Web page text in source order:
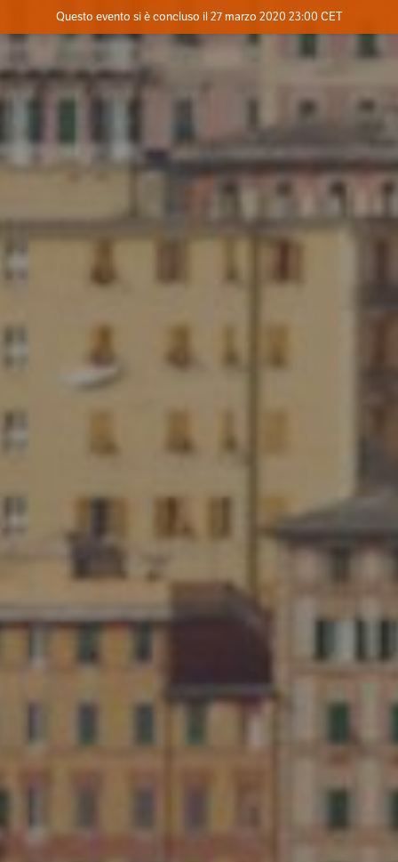
Dove
Contatta l'organizzatore
INFO
Questo evento si è concluso il 27 marzo 2020 23:00 CET